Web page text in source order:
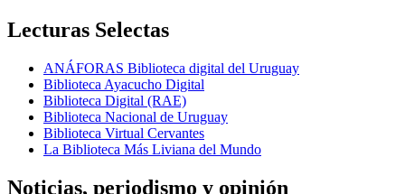
Lecturas Selectas
ANÁFORAS Biblioteca digital del Uruguay
Biblioteca Ayacucho Digital
Biblioteca Digital (RAE)
Biblioteca Nacional de Uruguay
Biblioteca Virtual Cervantes
La Biblioteca Más Liviana del Mundo
Noticias, periodismo y opinión